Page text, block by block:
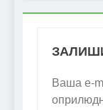
Ваша e-